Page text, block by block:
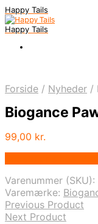
Happy Tails
Happy Tails
Forside / Nyheder /
Biogance
99,00 kr.
Varenummer (SKU):
Varemærke:
Previous Product
Next Product